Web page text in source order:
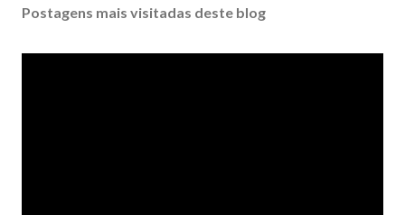
Postagens mais visitadas deste blog